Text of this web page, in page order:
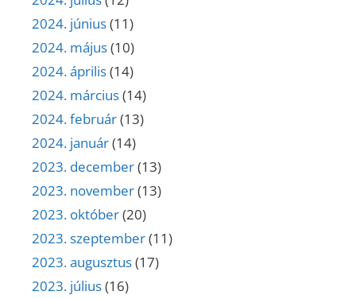
2024. június(11)
2024. május(10)
2024. április(14)
2024. március(14)
2024. február(13)
2024. január(14)
2023. december(13)
2023. november(13)
2023. október(20)
2023. szeptember(11)
2023. augusztus(17)
2023. július(16)